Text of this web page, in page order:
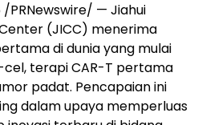
/PRNewswire/ — Jiahui
(JICC) menerima
di dunia yang mulai
terapi CAR-T pertama
padat. Pencapaian ini
dalam upaya memperluas